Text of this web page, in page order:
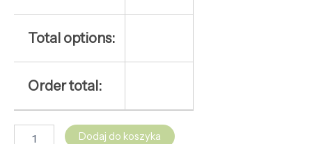
Total options:
Order total:
Dodaj do koszyka